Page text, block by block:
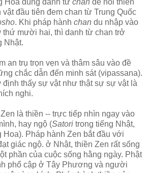
vật đầu tiên đem chan từ Trung Quốc
. Khi pháp hành chan du nhập vào
thứ mười hai, thì danh từ chan trở
Nhật.
an trụ trọn vẹn và thâm sâu vào đề
chắc dẫn đến minh sát (vipassana).
định thấy sự vật như thật sự sự vật là
nghi.
là thiền -- trực tiếp nhìn ngay vào
hay ngộ (Satori trong tiếng Nhật,
Hoa). Pháp hành Zen bắt đầu với
giác ngộ. ở Nhật, thiền Zen rất sống
phần của cuộc sống hằng ngày. Phật
phổ cập ở Tây Phương và người